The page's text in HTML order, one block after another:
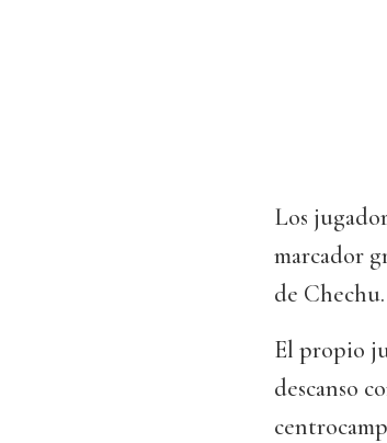
Los
marcador
de Chechu.
El propio
descanso